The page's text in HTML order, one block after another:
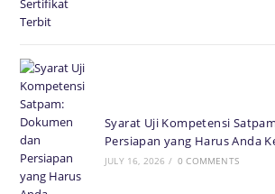
Syarat Uji Kompetensi
Persiapan yang Harus Anda
JULY 16, 2026 / 0 COMMENTS